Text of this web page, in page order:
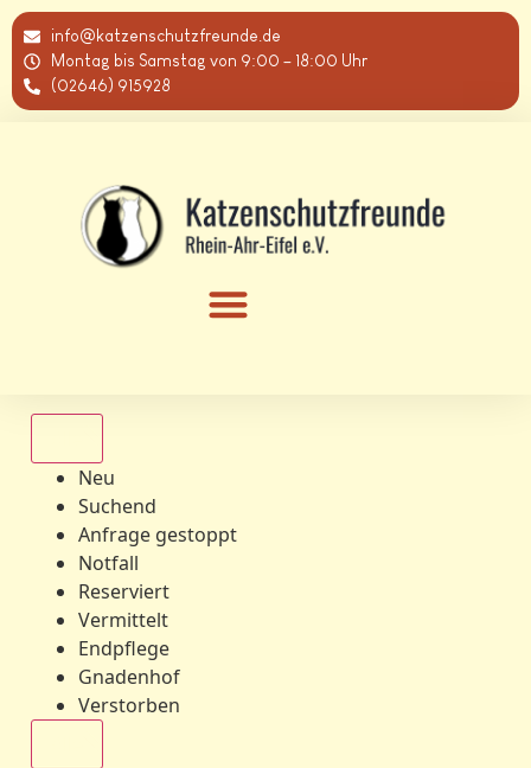
info@katzenschutzfreunde.de
Montag bis Samstag von 9:00 – 18:00 Uhr
(02646) 915928
Neu
Suchend
Anfrage gestoppt
Notfall
Reserviert
Vermittelt
Endpflege
Gnadenhof
Verstorben